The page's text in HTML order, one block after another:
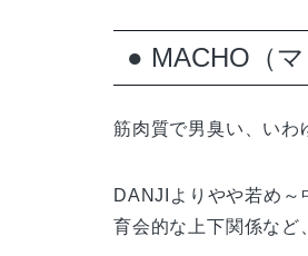
● MACHO（マ
筋肉質で男臭い、いわ
DANJIよりやや若め～
育会的な上下関係など